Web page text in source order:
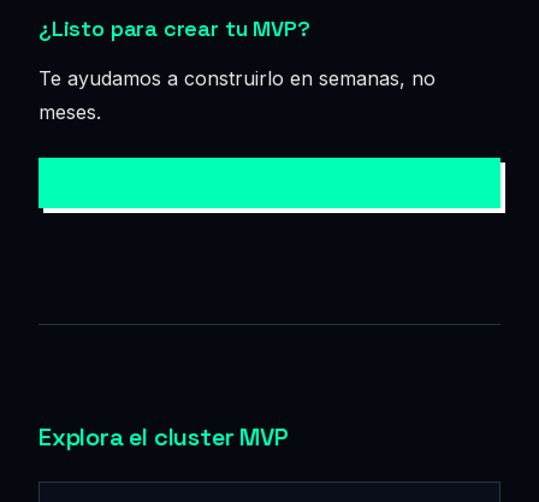
¿Listo para crear tu MVP?
Te ayudamos a construirlo en semanas, no
meses.
Explora el cluster MVP